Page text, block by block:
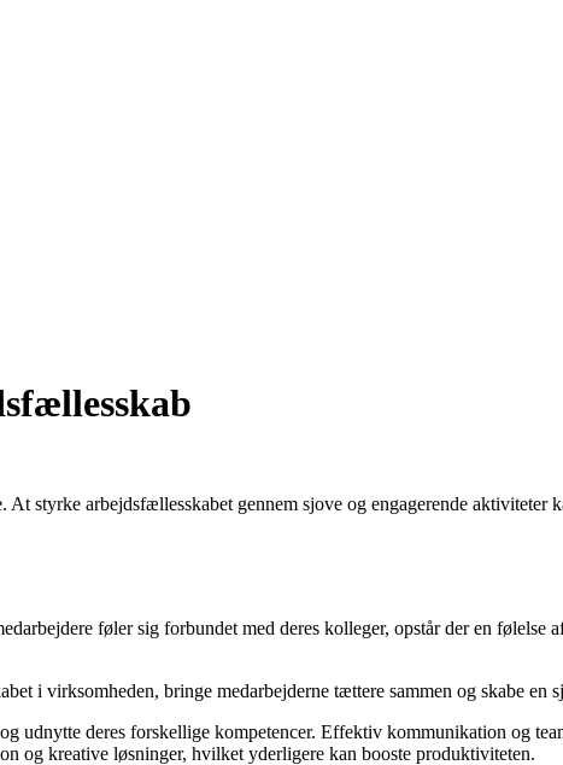
styrke arbejdsfællesskabet gennem sjove og engagerende aktiviteter
føler sig forbundet med deres kolleger, opstår der en følelse
i virksomheden, bringe medarbejderne tættere sammen og skabe en
udnytte deres forskellige kompetencer. Effektiv kommunikation og
og kreative løsninger, hvilket yderligere kan booste produktiviteten.